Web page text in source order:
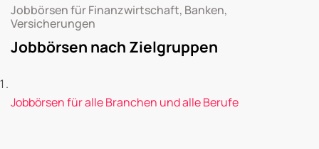
Jobbörsen für Finanzwirtschaft, Banken,
Versicherungen
Jobbörsen nach Zielgruppen
Jobbörsen für alle Branchen und alle Berufe